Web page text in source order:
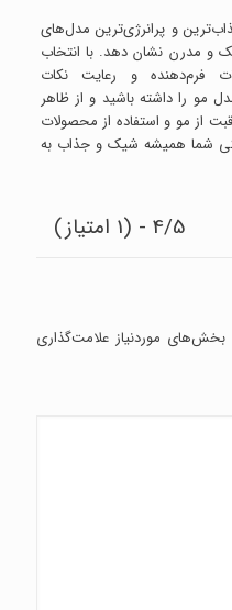
و پرانرژی‌ترین مدل‌های
و مدرن نشان دهد. با انتخاب
فرم‌دهنده و رعایت نکات
مو را داشته باشید و از ظاهر
از مو و استفاده از محصولات
شما همیشه شیک و جذاب به
4/5 - (1 امتیاز)
بخش‌های موردنیاز علامت‌گذاری